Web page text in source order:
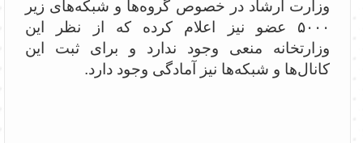
وزارت ارشاد در خصوص گروه‌ها و شبکه‌های زیر
۵۰۰۰ عضو نیز اعلام کرده که از نظر این
وزارتخانه منعی وجود ندارد و برای ثبت این
کانال‌ها و شبکه‌ها نیز آمادگی وجود دارد.